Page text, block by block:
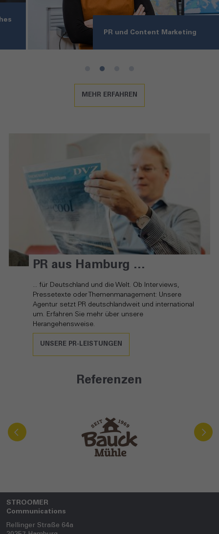
PR und Content Marketing
MEHR ERFAHREN
PR aus Hamburg ...
... für Deutschland und die Welt. Ob Interviews,
Pressetexte oder Themenmanagement: Unsere
Agentur setzt PR deutschlandweit und international
um. Erfahren Sie mehr über unsere
Herangehensweise.
UNSERE PR-LEISTUNGEN
Referenzen
STROOMER
Communications
Rellinger Straße 64a